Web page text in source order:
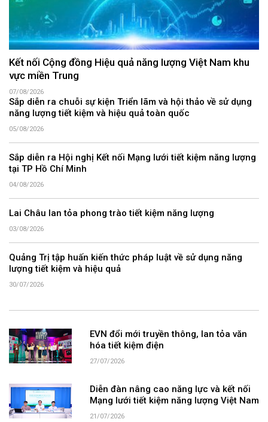
Kết nối Cộng đồng Hiệu quả năng lượng Việt Nam khu
vực miền Trung
07/08/2026
Sắp diễn ra chuỗi sự kiện Triển lãm và hội thảo về sử dụng
năng lượng tiết kiệm và hiệu quả toàn quốc
05/08/2026
Sắp diễn ra Hội nghị Kết nối Mạng lưới tiết kiệm năng lượng
tại TP Hồ Chí Minh
04/08/2026
Lai Châu lan tỏa phong trào tiết kiệm năng lượng
03/08/2026
Quảng Trị tập huấn kiến thức pháp luật về sử dụng năng
lượng tiết kiệm và hiệu quả
30/07/2026
EVN đổi mới truyền thông, lan tỏa văn
hóa tiết kiệm điện
27/07/2026
Diễn đàn nâng cao năng lực và kết nối
Mạng lưới tiết kiệm năng lượng Việt Nam
21/07/2026